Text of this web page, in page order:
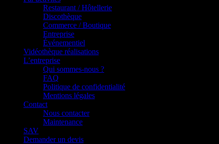
Restaurant / Hôtellerie
Discothèque
Commerce / Boutique
Entreprise
Événementiel
Vidéothèque réalisations
L’entreprise
Qui sommes-nous ?
FAQ
Politique de confidentialité
Mentions légales
Contact
Nous contacter
Maintenance
SAV
Demander un devis